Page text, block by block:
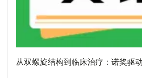
从双螺旋结构到临床治疗：诺奖驱